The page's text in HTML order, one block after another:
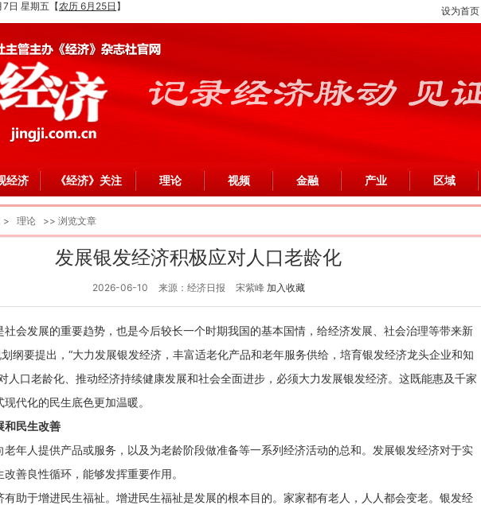
日 星期五 【农历 6月25日 】 设为首页
经济 《经济》关注 理论 视频 金融 产业 区域
> 理论 >> 浏览文章
发展银发经济积极应对人口老龄化
2026-06-10 来源：经济日报 宋紫峰 加入收藏
社会发展的重要趋势，也是今后较长一个时期我国的基本国情，给经济发展、社会治理等带来新
划纲要提出，“大力发展银发经济，丰富适老化产品和老年服务供给，培育银发经济龙头企业和知
人口老龄化、推动经济持续健康发展和社会全面进步，必须大力发展银发经济。这既能惠及千家
代化的民生底色更加温暖。
和民生改善
老年人提供产品或服务，以及为老龄阶段做准备等一系列经济活动的总和。发展银发经济对于实
善良性循环，能够发挥重要作用。
有助于增进民生福祉。增进民生福祉是发展的根本目的。家家都有老人，人人都会变老。银发经